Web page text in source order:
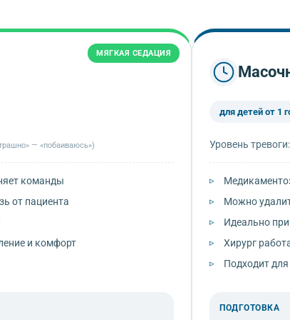
МЯГКАЯ СЕДАЦИЯ
— «побаиваюсь»)
команды
от пациента
и комфорт
для детей от 1
Уровень тревоги:
Можно
Идеально
Хирург
Подходит
ПОДГОТОВКА